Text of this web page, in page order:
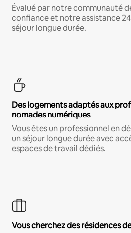
Évalué par notre communauté
confiance et notre assistance
séjour longue durée.
Des logements adaptés aux
nomades numériques
Vous êtes un professionnel en
un séjour longue durée avec
espaces de travail dédiés.
Vous cherchez des résidences